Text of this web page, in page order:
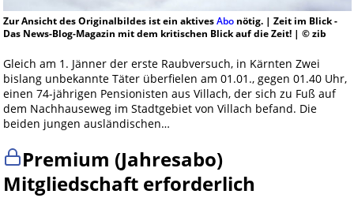
Zur Ansicht des Originalbildes ist ein aktivesAbonötig. | Zeit im Blick -
Das News-Blog-Magazin mit dem kritischen Blick auf die Zeit! | © zib
Gleich am 1. Jänner der erste Raubversuch, in Kärnten Zwei
bislang unbekannte Täter überfielen am 01.01., gegen 01.40 Uhr,
einen 74-jährigen Pensionisten aus Villach, der sich zu Fuß auf
dem Nachhauseweg im Stadtgebiet von Villach befand. Die
beiden jungen ausländischen…
Premium (Jahresabo)
Mitgliedschaft erforderlich